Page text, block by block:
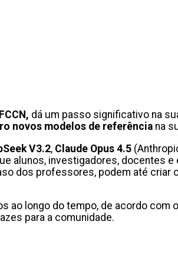
dá um passo significativo na
novos modelos de referência na
V3.2, Claude Opus 4.5
alunos, investigadores, docentes
dos professores, podem até criar
longo do tempo, de acordo com
para a comunidade.